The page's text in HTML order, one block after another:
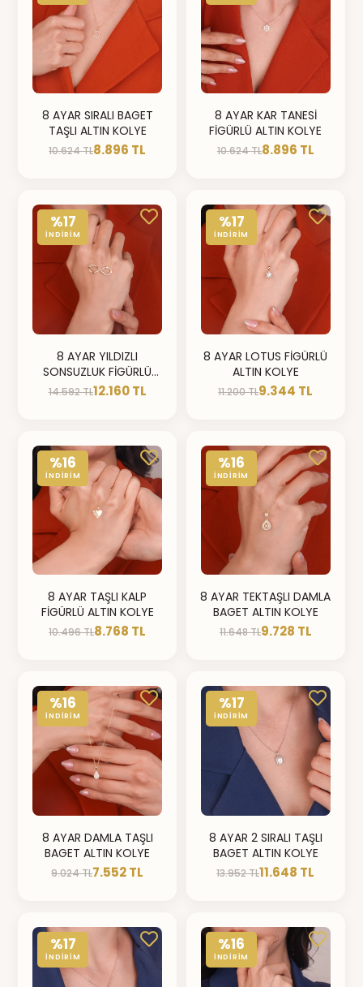
8 AYAR SIRALI BAGET
TAŞLI ALTIN KOLYE
10.624 TL8.896 TL
8 AYAR KAR TANESİ
FİGÜRLÜ ALTIN KOLYE
10.624 TL8.896 TL
%17
İNDİRİM
8 AYAR YILDIZLI
SONSUZLUK FİGÜRLÜ
ALTIN KOLYE
14.592 TL12.160 TL
%17
İNDİRİM
8 AYAR LOTUS FİGÜRLÜ
ALTIN KOLYE
11.200 TL9.344 TL
%16
İNDİRİM
8 AYAR TAŞLI KALP
FİGÜRLÜ ALTIN KOLYE
10.496 TL8.768 TL
%16
İNDİRİM
8 AYAR TEKTAŞLI DAMLA
BAGET ALTIN KOLYE
11.648 TL9.728 TL
%16
İNDİRİM
8 AYAR DAMLA TAŞLI
BAGET ALTIN KOLYE
9.024 TL7.552 TL
%17
İNDİRİM
8 AYAR 2 SIRALI TAŞLI
BAGET ALTIN KOLYE
13.952 TL11.648 TL
%17
İNDİRİM
%16
İNDİRİM